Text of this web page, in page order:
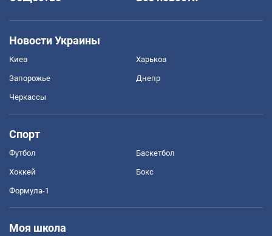
Новости Украины
Киев Харьков
Запорожье Днепр
Черкассы
Спорт
Футбол Баскетбол
Хоккей Бокс
Формула-1
Моя школа